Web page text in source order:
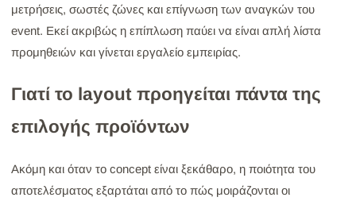
μετρήσεις, σωστές ζώνες και επίγνωση των αναγκών του
event. Εκεί ακριβώς η επίπλωση παύει να είναι απλή λίστα
προμηθειών και γίνεται εργαλείο εμπειρίας.
Γιατί το layout προηγείται πάντα της
επιλογής προϊόντων
Ακόμη και όταν το concept είναι ξεκάθαρο, η ποιότητα του
αποτελέσματος εξαρτάται από το πώς μοιράζονται οι